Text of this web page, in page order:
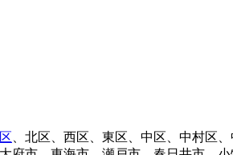
、北区、西区、東区、中区、中村区